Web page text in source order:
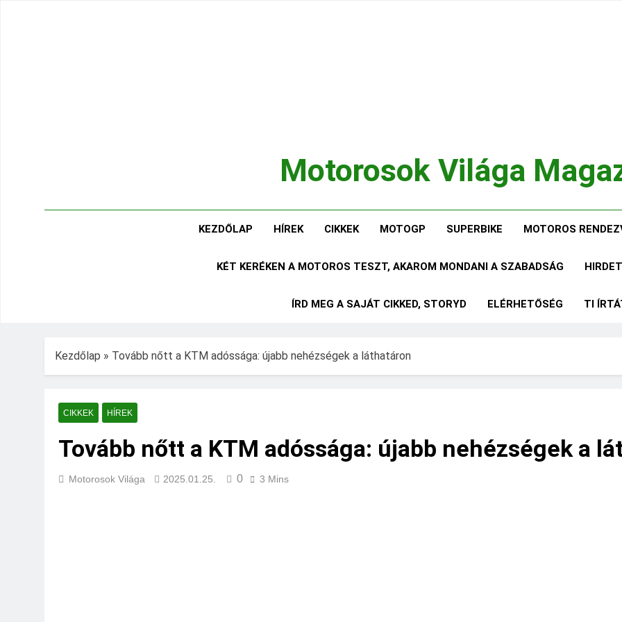
Motorosok Világa
KEZDŐLAP HÍREK CIKKEK MOTOGP SUPERBIKE MOTOROS
KÉT KERÉKEN A MOTOROS TESZT, AKAROM MONDANI A SZABADSÁG
ÍRD MEG A SAJÁT CIKKED, STORYD ELÉRHETŐSÉG TI
Kezdőlap » Tovább nőtt a KTM adóssága: újabb nehézségek a láthatáron
CIKKEK HÍREK
Tovább nőtt a KTM adóssága: újabb nehézségek a
Motorosok Világa 2025.01.25. 0 3 Mins